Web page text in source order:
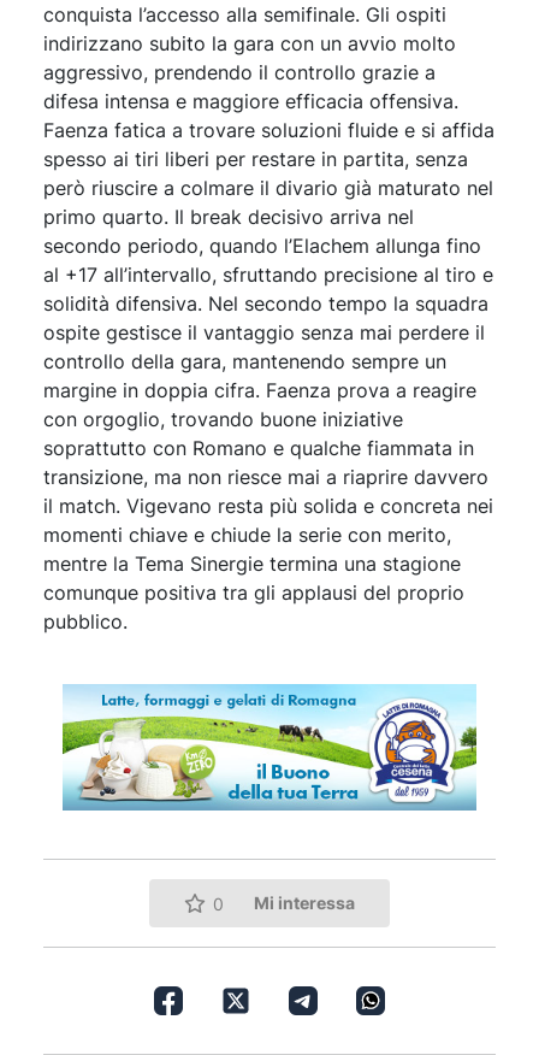
conquista l’accesso alla semifinale. Gli ospiti
indirizzano subito la gara con un avvio molto
aggressivo, prendendo il controllo grazie a
difesa intensa e maggiore efficacia offensiva.
Faenza fatica a trovare soluzioni fluide e si affida
spesso ai tiri liberi per restare in partita, senza
però riuscire a colmare il divario già maturato nel
primo quarto. Il break decisivo arriva nel
secondo periodo, quando l’Elachem allunga fino
al +17 all’intervallo, sfruttando precisione al tiro e
solidità difensiva. Nel secondo tempo la squadra
ospite gestisce il vantaggio senza mai perdere il
controllo della gara, mantenendo sempre un
margine in doppia cifra. Faenza prova a reagire
con orgoglio, trovando buone iniziative
soprattutto con Romano e qualche fiammata in
transizione, ma non riesce mai a riaprire davvero
il match. Vigevano resta più solida e concreta nei
momenti chiave e chiude la serie con merito,
mentre la Tema Sinergie termina una stagione
comunque positiva tra gli applausi del proprio
pubblico.
0 Mi interessa